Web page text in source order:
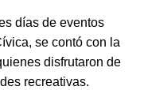
días de eventos
se contó con la
disfrutaron de
recreativas.